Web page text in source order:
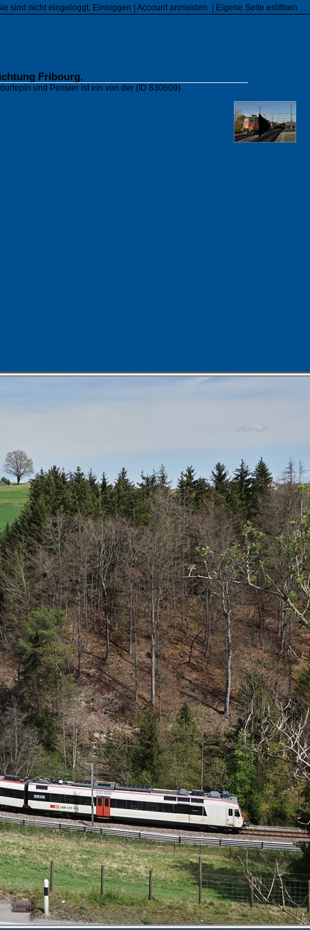
sind nicht eingeloggt. Einloggen Account anmelden Eigene Seite eröffnen
Fribourg.
und Pensier ist ein von der (ID 830609)